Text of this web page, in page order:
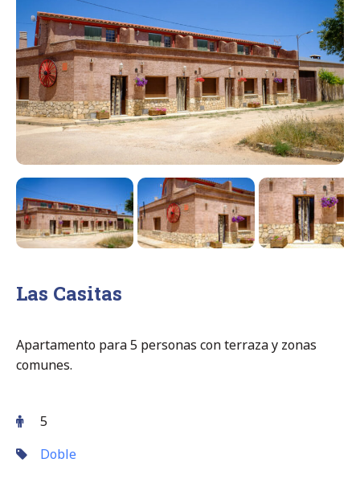
Las Casitas
Apartamento para 5 personas con terraza y zonas
comunes.
5
Doble